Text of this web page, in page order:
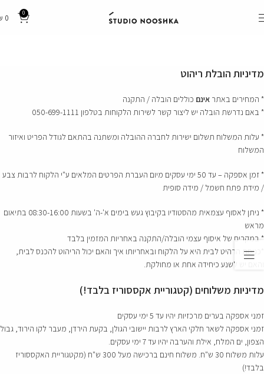
0
0
מדיניות הובלת ריהוט
* המחירים באתר אינם כוללים הובלה / התקנה
* באם נדרשת הובלה יש ליצור קשר לשירות הלקוחות בטלפון 050-699-1111
* עלות המשלוח תשלום ישירות לחברה ההובלה ומשתנה בהתאם לגודל הפריט ואיזור
המשלוח
* זמן אספקה – עד 50 ימי עסקים מיום העברת הפרטים המלאים ע"י הלקוח לרבות צבע
/ מידת פתח חשמל / מידה סופית
* ניתן לאסוף עצמאית מהסטודיו בקיבוץ געש בימים א'-ה' בשעות 08:30-16:00 בתיאום
מראש
* במקרים של איסוף עצמי הובלה/התקנה באחריות המזמין בלבד
*כניסת הרהיט לבית היא על הלקוח ובאחריותו איך והאם יכול הריהוט להכנס לבית,
והאם יש לשנע כיחידה אחת או מחולקת.
מדיניות משלוחים (קטגוריית אקססוריז בלבד!)
זמני אספקה בערים מרכזיות יהיו עד 5 ימי עסקים
זמני אספקה לשאר חלקי הארץ לרבות יישובי הגולן, בקעת הירדן, מעבר לקו הירוד, גבול
הצפון, ים המלח, אילת והערבה יהיו עד 7 ימי עסקים.
עלות משלוח 30 ש"ח. משלוח חינם ברכישה מעל 300 ש"ח (מקטגוריית האקססוריז
בלבד!)